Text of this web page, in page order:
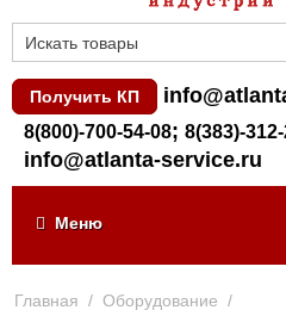
Получить КП
8(800)-700-54-08; 8(383)-
info@atlanta-service.ru
Меню
Главная / Оборудование /